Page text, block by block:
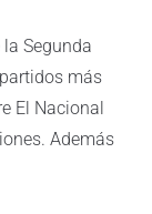
Segunda
más
El Nacional
Además